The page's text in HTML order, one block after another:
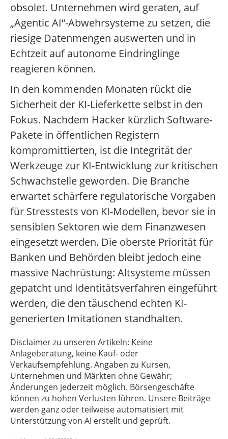
obsolet. Unternehmen wird geraten, auf
„Agentic AI“-Abwehrsysteme zu setzen, die
riesige Datenmengen auswerten und in
Echtzeit auf autonome Eindringlinge
reagieren können.
In den kommenden Monaten rückt die
Sicherheit der KI-Lieferkette selbst in den
Fokus. Nachdem Hacker kürzlich Software-
Pakete in öffentlichen Registern
kompromittierten, ist die Integrität der
Werkzeuge zur KI-Entwicklung zur kritischen
Schwachstelle geworden. Die Branche
erwartet schärfere regulatorische Vorgaben
für Stresstests von KI-Modellen, bevor sie in
sensiblen Sektoren wie dem Finanzwesen
eingesetzt werden. Die oberste Priorität für
Banken und Behörden bleibt jedoch eine
massive Nachrüstung: Altsysteme müssen
gepatcht und Identitätsverfahren eingeführt
werden, die den täuschend echten KI-
generierten Imitationen standhalten.
Disclaimer zu unseren Artikeln: Keine
Anlageberatung, keine Kauf- oder
Verkaufsempfehlung. Angaben zu Kursen,
Unternehmen und Märkten ohne Gewähr;
Änderungen jederzeit möglich. Börsengeschäfte
können zu hohen Verlusten führen. Unsere Beiträge
werden ganz oder teilweise automatisiert mit
Unterstützung von AI erstellt und geprüft.